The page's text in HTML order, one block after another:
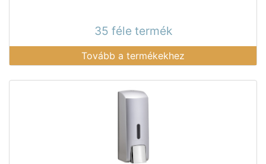
35 féle termék
Tovább a termékekhez